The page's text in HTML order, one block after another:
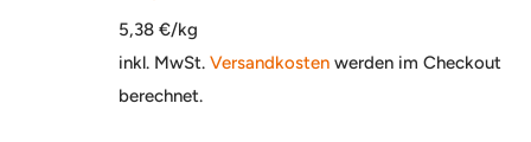
5,38 €/kg
inkl. MwSt. Versandkosten werden im Checkout
berechnet.